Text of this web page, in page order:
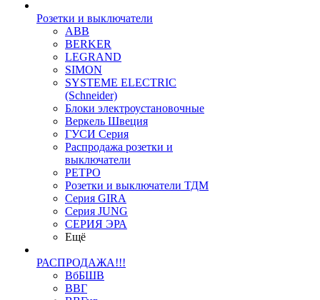
Розетки и выключатели
ABB
BERKER
LEGRAND
SIMON
SYSTEME ELECTRIC
(Schneider)
Блоки электроустановочные
Веркель Швеция
ГУСИ Серия
Распродажа розетки и
выключатели
РЕТРО
Розетки и выключатели ТДМ
Серия GIRA
Серия JUNG
СЕРИЯ ЭРА
Ещё
РАСПРОДАЖА!!!
ВбБШВ
ВВГ